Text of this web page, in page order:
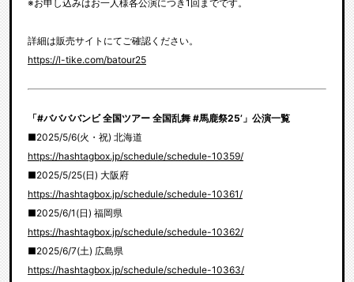
※お申し込みはお一人様各公演につき1回までです。
詳細は販売サイトにてご確認ください。
https://l-tike.com/batour25
「#ババババンビ 全国ツアー 全国乱舞 #馬鹿祭25’」公演一覧
■2025/5/6(火・祝) 北海道
https://hashtagbox.jp/schedule/schedule-10359/
■2025/5/25(日) 大阪府
https://hashtagbox.jp/schedule/schedule-10361/
■2025/6/1(日) 福岡県
https://hashtagbox.jp/schedule/schedule-10362/
■2025/6/7(土) 広島県
https://hashtagbox.jp/schedule/schedule-10363/